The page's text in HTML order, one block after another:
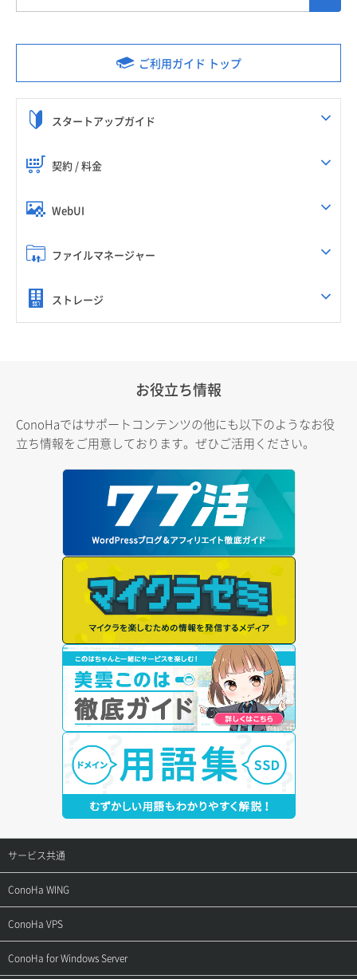
ご利用ガイド トップ
スタートアップガイド
契約 / 料金
WebUI
ファイルマネージャー
ストレージ
お役立ち情報
ConoHaではサポートコンテンツの他にも以下のようなお役
立ち情報をご用意しております。ぜひご活用ください。
サービス共通
サポートトップ
ご契約・お支払い
ConoHa WING
サポートトップ
ご利用ガイド
ConoHa VPS
サポートトップ
ConoHa for Windows Server